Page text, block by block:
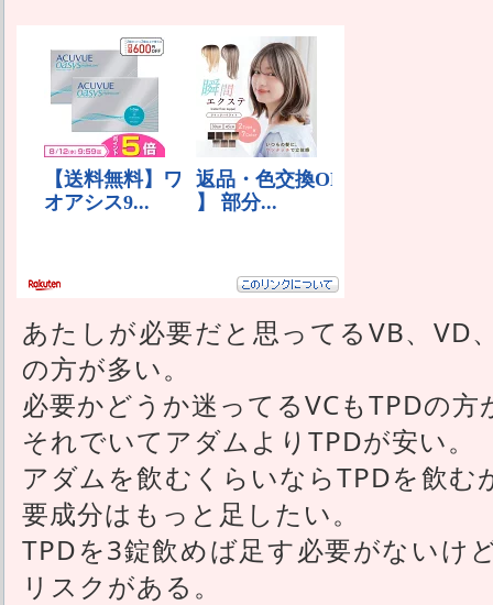
あたしが必要だと思ってるVB、VD
の方が多い。
必要かどうか迷ってるVCもTPDの方
それでいてアダムよりTPDが安い。
アダムを飲むくらいならTPDを飲む
要成分はもっと足したい。
TPDを3錠飲めば足す必要がないけ
リスクがある。